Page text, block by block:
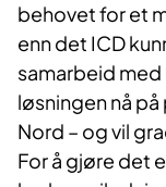
behovet for et
enn det ICD
samarbeid
løsningen nå
Nord – og vil
For å gjøre det